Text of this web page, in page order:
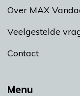
Menu
Over MAX
Veelgestelde
Contact